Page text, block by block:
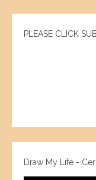
PLEASE CLICK
Draw My Life -